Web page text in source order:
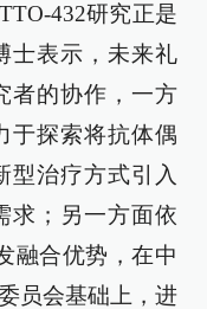
432研究正是
士表示，未来礼
者的协作，一方
于探索将抗体偶
型治疗方式引入
求；另一方面依
融合优势，在中
员会基础上，进